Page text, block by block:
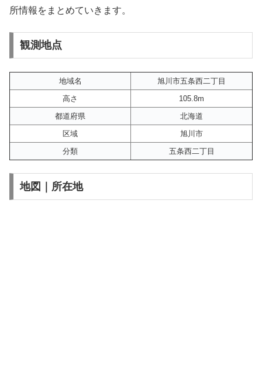
所情報をまとめていきます。
観測地点
地域名
旭川市五条西二丁目
高さ
105.8m
都道府県
北海道
区域
旭川市
分類
五条西二丁目
地図｜所在地